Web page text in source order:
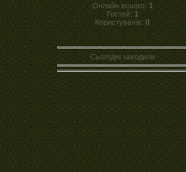
Онлайн всього: 1
Гостей: 1
Користувачів: 0
Сьогодні заходили